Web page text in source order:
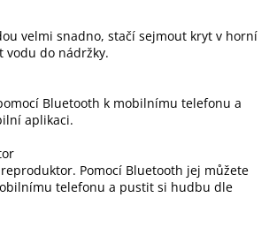
velmi snadno, stačí sejmout kryt v horní
do nádržky.
Bluetooth k mobilnímu telefonu a
aplikaci.
Pomocí Bluetooth jej můžete
telefonu a pustit si hudbu dle